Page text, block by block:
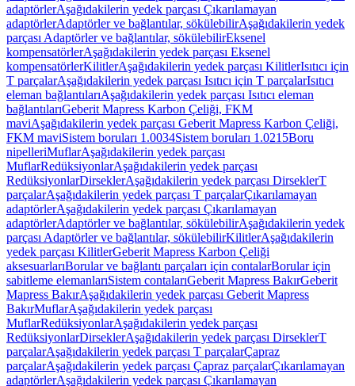
adaptörlerAşağıdakilerin yedek parçası Çıkarılamayan
adaptörlerAdaptörler ve bağlantılar, sökülebilirAşağıdakilerin yedek
parçası Adaptörler ve bağlantılar, sökülebilirEksenel
kompensatörlerAşağıdakilerin yedek parçası Eksenel
kompensatörlerKilitlerAşağıdakilerin yedek parçası KilitlerIsıtıcı için
T parçalarAşağıdakilerin yedek parçası Isıtıcı için T parçalarIsıtıcı
eleman bağlantılarıAşağıdakilerin yedek parçası Isıtıcı eleman
bağlantılarıGeberit Mapress Karbon Çeliği, FKM
maviAşağıdakilerin yedek parçası Geberit Mapress Karbon Çeliği,
FKM maviSistem boruları 1.0034Sistem boruları 1.0215Boru
nipelleriMuflarAşağıdakilerin yedek parçası
MuflarRedüksiyonlarAşağıdakilerin yedek parçası
RedüksiyonlarDirseklerAşağıdakilerin yedek parçası DirseklerT
parçalarAşağıdakilerin yedek parçası T parçalarÇıkarılamayan
adaptörlerAşağıdakilerin yedek parçası Çıkarılamayan
adaptörlerAdaptörler ve bağlantılar, sökülebilirAşağıdakilerin yedek
parçası Adaptörler ve bağlantılar, sökülebilirKilitlerAşağıdakilerin
yedek parçası KilitlerGeberit Mapress Karbon Çeliği
aksesuarlarıBorular ve bağlantı parçaları için contalarBorular için
sabitleme elemanlarıSistem contalarıGeberit Mapress BakırGeberit
Mapress BakırAşağıdakilerin yedek parçası Geberit Mapress
BakırMuflarAşağıdakilerin yedek parçası
MuflarRedüksiyonlarAşağıdakilerin yedek parçası
RedüksiyonlarDirseklerAşağıdakilerin yedek parçası DirseklerT
parçalarAşağıdakilerin yedek parçası T parçalarÇapraz
parçalarAşağıdakilerin yedek parçası Çapraz parçalarÇıkarılamayan
adaptörlerAşağıdakilerin yedek parçası Çıkarılamayan